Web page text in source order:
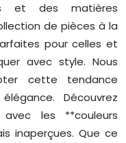
et des matières
de pièces à la
pour celles et
avec style. Nous
cette tendance
Découvrez
les **couleurs
inaperçues. Que ce